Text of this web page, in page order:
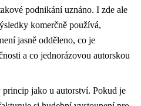
podnikání uznáno. I zde ale
komerčně používá,
jasně odděleno, co je
a co jednorázovou autorskou
princip jako u autorství. Pokud je